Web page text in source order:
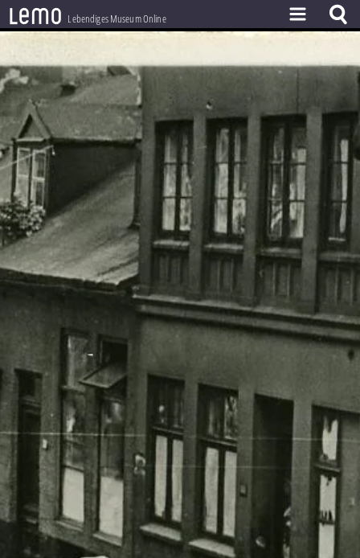
lemo Lebendiges Museum Online
THEMEN
ZEITZEUGEN
BESTAND
LERNEN
PROJEKT